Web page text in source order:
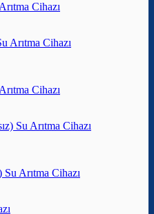
Cihazı
Cihazı
Arıtma Cihazı